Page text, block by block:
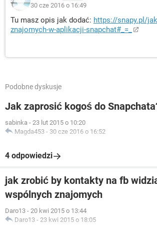
30 cze 2016 o 16:49
Tu masz opis jak dodać: https://snapy.pl/
znajomych-w-aplikacji-snapchat#_=_
Podobne dyskusje
Jak zaprosić kogoś do
sabinka - 23 lut 2015 o 10:20
Magda453 - 30 cze 2016 o 16:52
4 odpowiedzi
jak zrobić by kontakty na fb
wspólnych znajomych
Daro13 - 20 kwi 2015 o 13:44
Daro13 - 23 kwi 2015 o 18:05